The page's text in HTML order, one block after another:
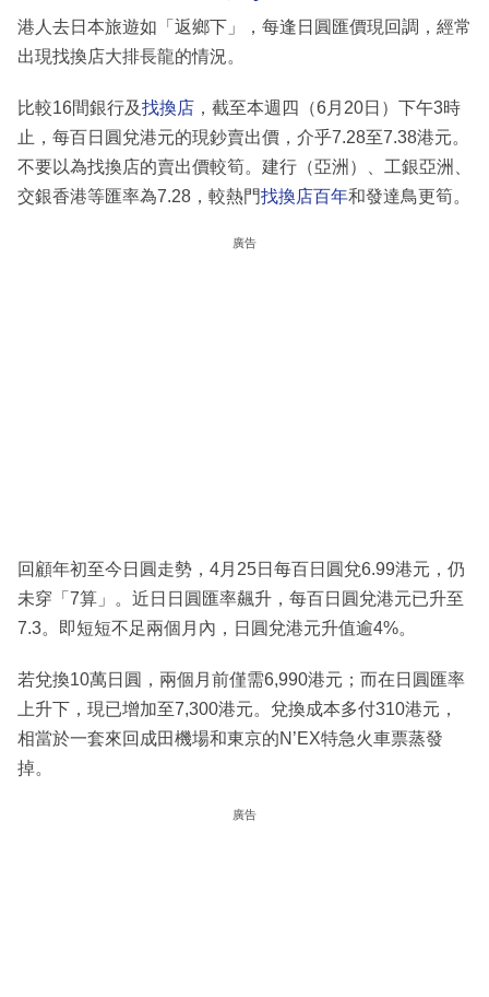
港人去日本旅遊如「返鄉下」，每逢日圓匯價現回調，經常
出現找換店大排長龍的情況。
比較16間銀行及找換店 ，截至本週四（6月20日）下午3時
止，每百日圓兌港元的現鈔賣出價，介乎7.28至7.38港元。
不要以為找換店的賣出價較筍。建行（亞洲）、工銀亞洲、
交銀香港等匯率為7.28，較熱門找換店百年和發達鳥更筍。
廣告
回顧年初至今日圓走勢，4月25日每百日圓兌6.99港元，仍
未穿「7算」。近日日圓匯率飆升，每百日圓兌港元已升至
7.3。即短短不足兩個月內，日圓兌港元升值逾4%。
若兌換10萬日圓，兩個月前僅需6,990港元；而在日圓匯率
上升下，現已增加至7,300港元。兌換成本多付310港元，
相當於一套來回成田機場和東京的N’EX特急火車票蒸發
掉。
廣告